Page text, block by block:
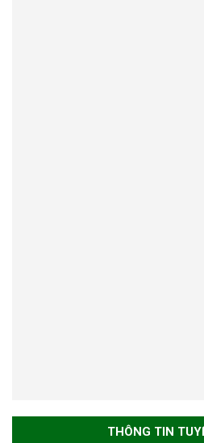
THÔNG TIN